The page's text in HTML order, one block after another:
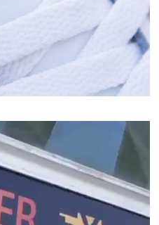
نمایشگر
ویدیو